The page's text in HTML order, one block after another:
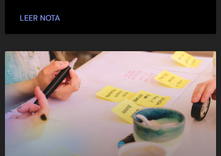
LEER NOTA